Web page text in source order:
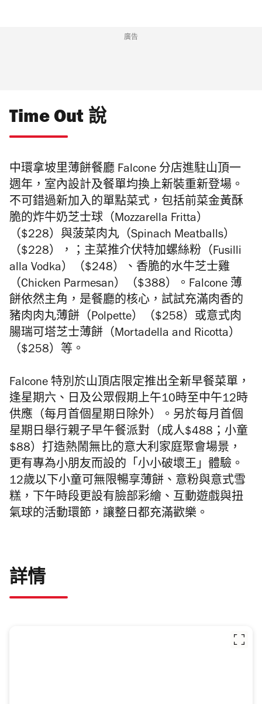
廣告
Time Out 說
中環拿坡里薄餅餐廳 Falcone 分店進駐山頂一
週年，室內設計及餐單均換上新裝重新登場。
不可錯過新加入的單點菜式，包括前菜金黃酥
脆的炸牛奶芝士球（Mozzarella Fritta）
（$228）與菠菜肉丸（Spinach Meatballs）
（$228），；主菜推介伏特加螺絲粉（Fusilli
alla Vodka）（$248）、香脆的水牛芝士雞
（Chicken Parmesan）（$388）。 Falcone 薄
餅依然主角，是餐廳的核心，試試充滿肉香的
豬肉肉丸薄餅（Polpette）（$258）或意式肉
腸瑞可塔芝士薄餅（Mortadella and Ricotta）
（$258）等。
Falcone 特別於山頂店限定推出全新早餐菜單，
逢星期六、日及公眾假期上午10時至中午12時
供應（每月首個星期日除外）。另於每月首個
星期日舉行親子早午餐派對（成人$488；小童
$88）打造熱鬧無比的意大利家庭聚會場景，
更有專為小朋友而設的「小小破壞王」體驗。
12歲以下小童可無限暢享薄餅、意粉與意式雪
糕，下午時段更設有臉部彩繪、互動遊戲與扭
氣球的活動環節，讓整日都充滿歡樂。
詳情